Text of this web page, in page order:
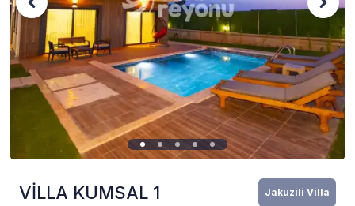
VİLLA KUMSAL 1 Jakuzili Villa